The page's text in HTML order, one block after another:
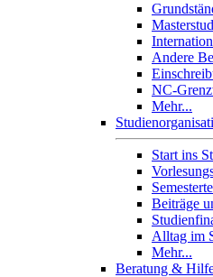
Andere
NC-
Mehr...
Start ins
Beiträge
Alltag im
Mehr...
Beratung &